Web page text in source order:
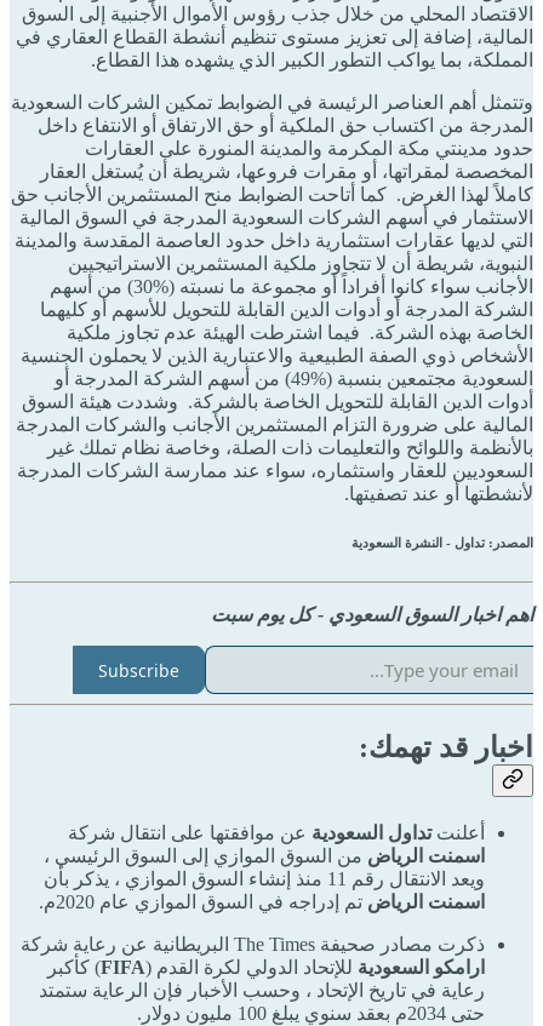
الاقتصاد المحلي من خلال جذب رؤوس الأموال الأجنبية إلى السوق
المالية، إضافة إلى تعزيز مستوى تنظيم أنشطة القطاع العقاري في
المملكة، بما يواكب التطور الكبير الذي يشهده هذا القطاع.
وتتمثل أهم العناصر الرئيسة في الضوابط تمكين الشركات السعودية
المدرجة من اكتساب حق الملكية أو حق الارتفاق أو الانتفاع داخل
حدود مدينتي مكة المكرمة والمدينة المنورة على العقارات
المخصصة لمقراتها، أو مقرات فروعها، شريطة أن يُستغل العقار
كاملاً لهذا الغرض. كما أتاحت الضوابط منح المستثمرين الأجانب حق
الاستثمار في أسهم الشركات السعودية المدرجة في السوق المالية
التي لديها عقارات استثمارية داخل حدود العاصمة المقدسة والمدينة
النبوية، شريطة أن لا تتجاوز ملكية المستثمرين الاستراتيجيين
الأجانب سواء كانوا أفراداً أو مجموعة ما نسبته (%30) من أسهم
الشركة المدرجة أو أدوات الدين القابلة للتحويل للأسهم أو كليهما
الخاصة بهذه الشركة. فيما اشترطت الهيئة عدم تجاوز ملكية
الأشخاص ذوي الصفة الطبيعية والاعتبارية الذين لا يحملون الجنسية
السعودية مجتمعين بنسبة (%49) من أسهم الشركة المدرجة أو
أدوات الدين القابلة للتحويل الخاصة بالشركة. وشددت هيئة السوق
المالية على ضرورة التزام المستثمرين الأجانب والشركات المدرجة
بالأنظمة واللوائح والتعليمات ذات الصلة، وخاصة نظام تملك غير
السعوديين للعقار واستثماره، سواء عند ممارسة الشركات المدرجة
لأنشطتها أو عند تصفيتها.
المصدر: تداول - النشرة السعودية
اهم اخبار السوق السعودي - كل يوم سبت
Subscribe
اخبار قد تهمك:
أعلنتتداول السعودية عن موافقتها على انتقال شركة
اسمنت الرياض من السوق الموازي إلى السوق الرئيسي ،
ويعد الانتقال رقم 11 منذ إنشاء السوق الموازي ، يذكر بأن
اسمنت الرياض تم إدراجه في السوق الموازي عام 2020م.
ذكرت مصادر صحيفة The Times البريطانية عن رعاية شركة
ارامكو السعودية للإتحاد الدولي لكرة القدم (FIFA) كأكبر
رعاية في تاريخ الإتحاد ، وحسب الأخبار فإن الرعاية ستمتد
حتى 2034م بعقد سنوي يبلغ 100 مليون دولار.